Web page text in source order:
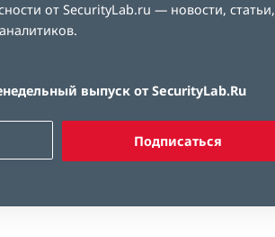
от SecurityLab.ru — новости, статьи,
выпуск от SecurityLab.Ru
Подписаться